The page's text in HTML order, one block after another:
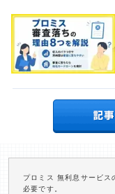
プロミス 無利息サービス
必要です。